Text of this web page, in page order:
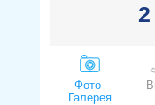
2
Фото-
Галерея